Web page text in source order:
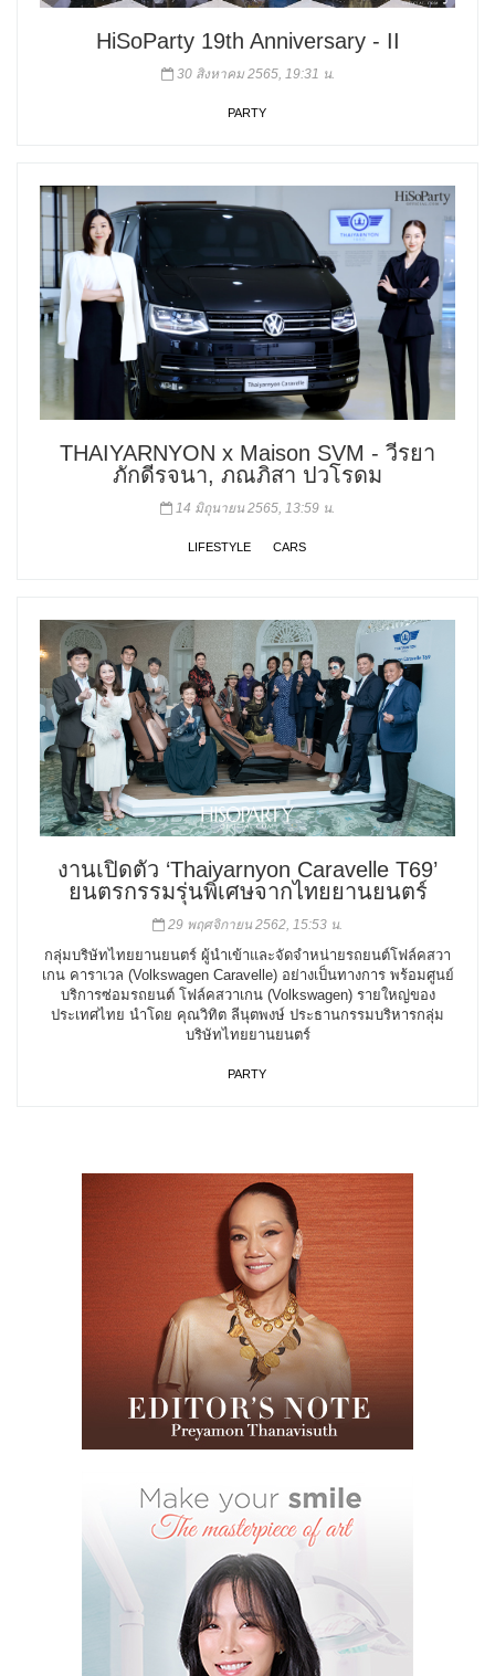
HiSoParty 19th Anniversary - II
30 สิงหาคม 2565, 19:31 น.
PARTY
THAIYARNYON x Maison SVM - วีรยา
ภักดีรจนา, ภณภิสา ปวโรดม
14 มิถุนายน 2565, 13:59 น.
LIFESTYLE CARS
งานเปิดตัว ‘Thaiyarnyon Caravelle T69’
ยนตรกรรมรุ่นพิเศษจากไทยยานยนตร์
29 พฤศจิกายน 2562, 15:53 น.
กลุ่มบริษัทไทยยานยนตร์ ผู้นำเข้าและจัดจำหน่ายรถยนต์โฟล์คสวา
เกน คาราเวล (Volkswagen Caravelle) อย่างเป็นทางการ พร้อมศูนย์
บริการซ่อมรถยนต์ โฟล์คสวาเกน (Volkswagen) รายใหญ่ของ
ประเทศไทย นำโดย คุณวิทิต ลีนุตพงษ์ ประธานกรรมบริหารกลุ่ม
บริษัทไทยยานยนตร์
PARTY